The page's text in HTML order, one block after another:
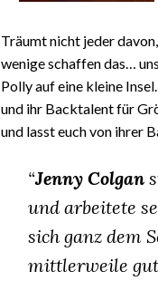
Träumt nicht jeder
wenige schaffen das…
Polly auf eine kleine
und ihr Backtalent für
und lasst euch von ihrer
“Jenny Colgan
und arbeitete
sich ganz dem
mittlerweile